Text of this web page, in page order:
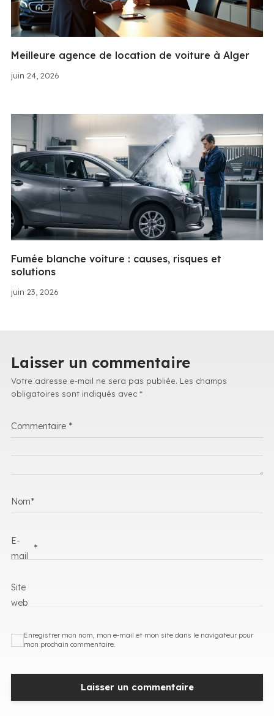
juin 24, 2026
Meilleure agence de location de voiture à Alger
juin 23, 2026
Fumée blanche voiture : causes, risques et
solutions
Laisser un commentaire
Votre adresse e-mail ne sera pas publiée. Les champs
obligatoires sont indiqués avec *
Commentaire *
Nom*
E-
mail
*
Site
web
Enregistrer mon nom, mon e-mail et mon site dans le navigateur pour
mon prochain commentaire.